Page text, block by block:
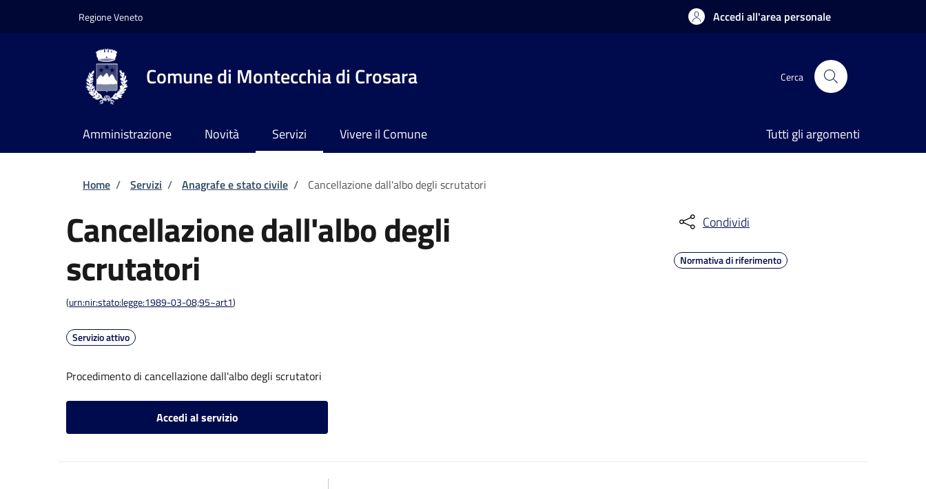
Regione Veneto Accedi all'area personale
Comune di Montecchia di Crosara Cerca
Amministrazione Novità Servizi Vivere il Comune Tutti gli argomenti
Briciole di pane
Home / Servizi / Anagrafe e stato civile / Cancellazione dall'albo degli scrutatori
Cancellazione dall'albo degli
scrutatori
(urn:nir:stato:legge:1989-03-08;95~art1)
Servizio attivo
Procedimento di cancellazione dall'albo degli scrutatori
Accedi al servizio
Condividi
Normativa di riferimento